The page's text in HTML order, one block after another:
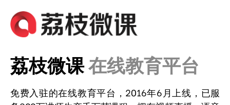
荔枝微课在线教育平台
免费入驻的在线教育平台，2016年6月上线，已服